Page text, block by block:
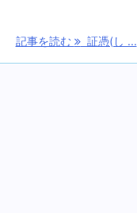
記事を読む 証憑(し ...